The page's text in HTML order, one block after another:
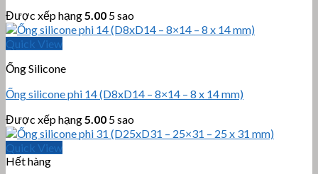
Được xếp hạng 5.00 5 sao
Quick View
Ống Silicone
Ống silicone phi 14 (D8xD14 – 8×14 – 8 x 14 mm)
Được xếp hạng 5.00 5 sao
Quick View
Hết hàng